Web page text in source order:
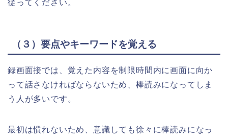
従ってください。
（３）要点やキーワードを覚える
録画面接では、覚えた内容を制限時間内に画面に向か
って話さなければならないため、棒読みになってしま
う人が多いです。
最初は慣れないため、意識しても徐々に棒読みになっ